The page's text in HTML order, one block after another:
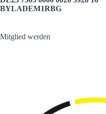
BYLADEM1RBG
Mitglied werden